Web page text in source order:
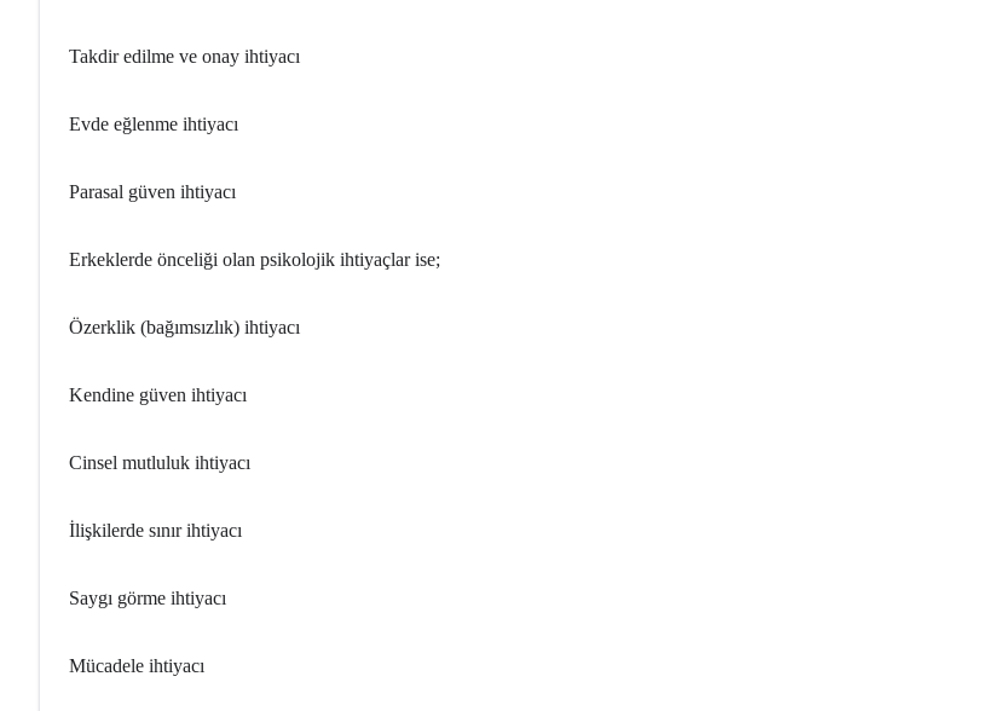
Takdir edilme ve onay ihtiyacı
Evde eğlenme ihtiyacı
Parasal güven ihtiyacı
Erkeklerde önceliği olan psikolojik ihtiyaçlar ise;
Özerklik (bağımsızlık) ihtiyacı
Kendine güven ihtiyacı
Cinsel mutluluk ihtiyacı
İlişkilerde sınır ihtiyacı
Saygı görme ihtiyacı
Mücadele ihtiyacı